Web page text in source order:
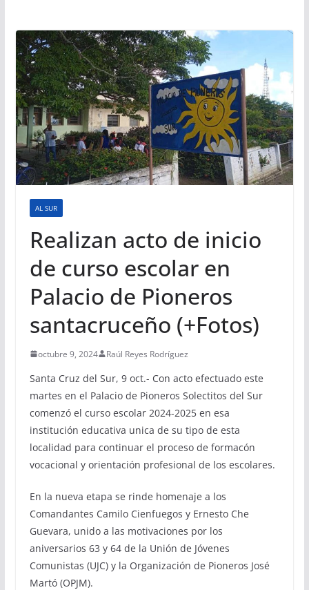
AL SUR
Realizan acto de inicio
de curso escolar en
Palacio de Pioneros
santacruceño (+Fotos)
octubre 9, 2024 Raúl Reyes Rodríguez
Santa Cruz del Sur, 9 oct.- Con acto efectuado este
martes en el Palacio de Pioneros Solectitos del Sur
comenzó el curso escolar 2024-2025 en esa
institución educativa unica de su tipo de esta
localidad para continuar el proceso de formacón
vocacional y orientación profesional de los escolares.
En la nueva etapa se rinde homenaje a los
Comandantes Camilo Cienfuegos y Ernesto Che
Guevara, unido a las motivaciones por los
aniversarios 63 y 64 de la Unión de Jóvenes
Comunistas (UJC) y la Organización de Pioneros José
Martó (OPJM).